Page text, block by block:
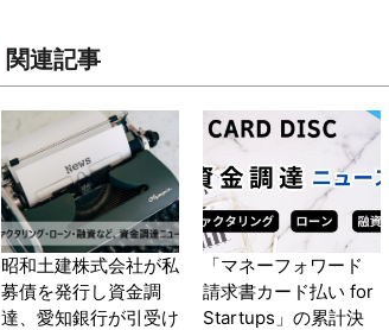
関連記事
昭和土建株式会社が私
募債を発行し資金調
達、愛知銀行が引受け
「マネーフォワード
請求書カード払い for
Startups」の累計決